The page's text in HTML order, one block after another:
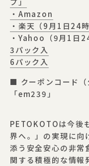
・Amazon
・楽天（9月1日24時
・Yahoo（9月1日
3パック入
6パック入
■ クーポンコード（
「em239」
PETOKOTOは今後
界へ。」の実現に向
添う安全安心の非常
関する積極的な情報